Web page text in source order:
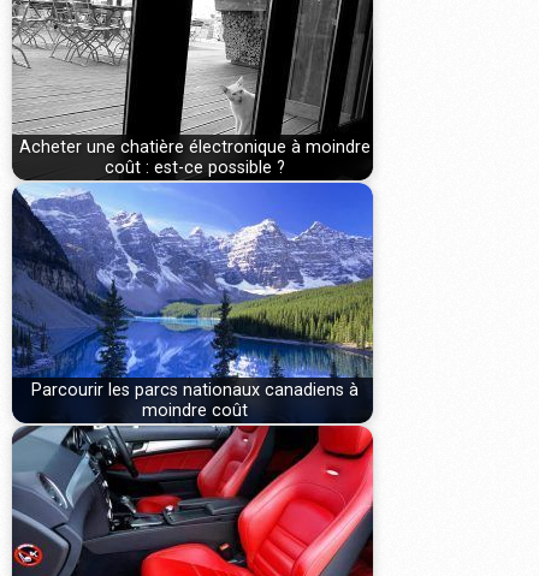
Acheter une chatière électronique à moindre
coût : est-ce possible ?
Parcourir les parcs nationaux canadiens à
moindre coût